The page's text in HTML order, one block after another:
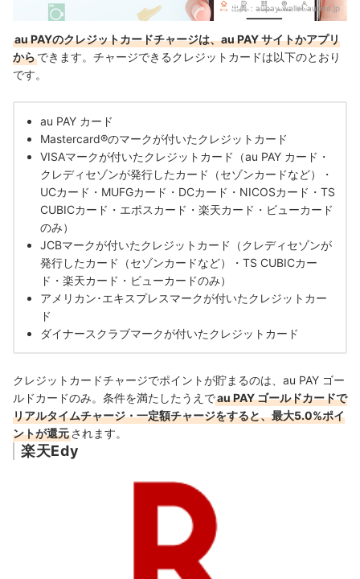
出典： aupay.wallet.auone.jp
au PAYのクレジットカードチャージは、au PAY サイトかアプリ
からできます。 チャージできるクレジットカードは以下のとおり
です。
au PAY カード
Mastercard®のマークが付いたクレジットカード
VISAマークが付いたクレジットカード（au PAY カード・
クレディセゾンが発行したカード（セゾンカードなど）・
UCカード・MUFGカード・DCカード・NICOSカード・TS
CUBICカード・エポスカード・楽天カード・ビューカード
のみ）
JCBマークが付いたクレジットカード（クレディセゾンが
発行したカード（セゾンカードなど）・TS CUBICカー
ド・楽天カード・ビューカードのみ）
アメリカン･エキスプレスマークが付いたクレジットカー
ド
ダイナースクラブマークが付いたクレジットカード
クレジットカードチャージでポイントが貯まるのは、 au PAY ゴー
ルドカードのみ。条件を満たしたうえでau PAY ゴールドカードで
リアルタイムチャージ・一定額チャージをすると、最大5.0%ポイ
ントが還元されます。
楽天Edy